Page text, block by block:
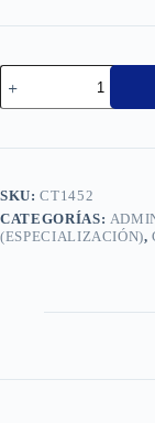
Curso
de
Servicios
atención
en
las
entidades
cantidad
SKU:CT1452
CATEGORÍAS:
(ESPECIALIZACIÓN),